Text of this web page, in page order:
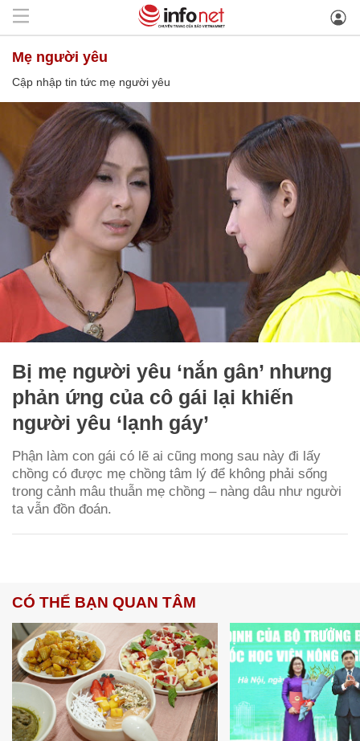
mẹ người yêu
Cập nhập tin tức mẹ người yêu
Bị mẹ người yêu ‘nắn gân’ nhưng
phản ứng của cô gái lại khiến
người yêu ‘lạnh gáy’
Phận làm con gái có lẽ ai cũng mong sau này đi lấy
chồng có được mẹ chồng tâm lý để không phải sống
trong cảnh mâu thuẫn mẹ chồng – nàng dâu như người
ta vẫn đồn đoán.
CÓ THỂ BẠN QUAN TÂM